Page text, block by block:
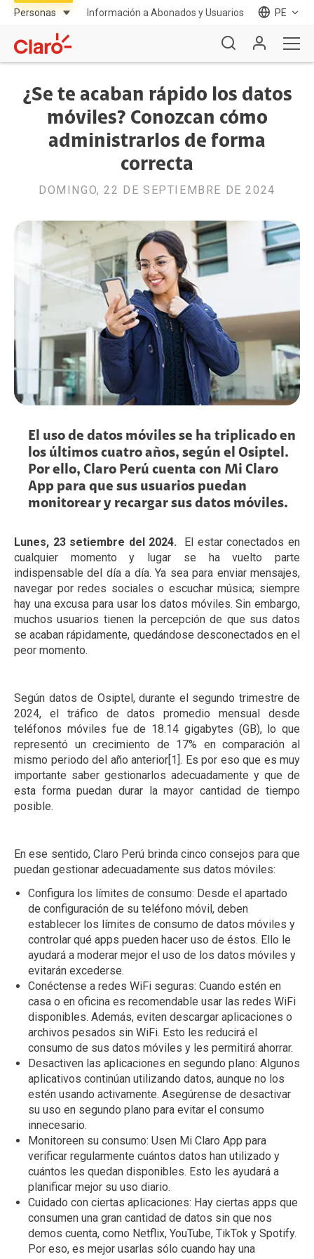
Información a Abonados y Usuarios PE
¿Se te acaban rápido los datos
móviles? Conozcan cómo
administrarlos de forma
correcta
DOMINGO, 22 DE SEPTIEMBRE DE 2024
El uso de datos móviles se ha triplicado en
los últimos cuatro años, según el Osiptel.
Por ello, Claro Perú cuenta con Mi Claro
App para que sus usuarios puedan
monitorear y recargar sus datos móviles.
Lunes, 23 setiembre del 2024.
El estar conectados en
cualquier momento y lugar se ha vuelto parte
indispensable del día a día. Ya sea para enviar mensajes,
navegar por redes sociales o escuchar música; siempre
hay una excusa para usar los datos móviles. Sin embargo,
muchos usuarios tienen la percepción de que sus datos
se acaban rápidamente, quedándose desconectados en el
peor momento.
Según datos de Osiptel, durante el segundo trimestre de
2024, el tráfico de datos promedio mensual desde
teléfonos móviles fue de 18.14 gigabytes (GB), lo que
representó un crecimiento de 17% en comparación al
mismo periodo del año anterior[1]. Es por eso que es muy
importante saber gestionarlos adecuadamente y que de
esta forma puedan durar la mayor cantidad de tiempo
posible.
En ese sentido, Claro Perú brinda cinco consejos para que
puedan gestionar adecuadamente sus datos móviles:
Configura los límites de consumo: Desde el apartado
de configuración de su teléfono móvil, deben
establecer los límites de consumo de datos móviles y
controlar qué apps pueden hacer uso de éstos. Ello le
ayudará a moderar mejor el uso de los datos móviles y
evitarán excederse.
Conéctense a redes WiFi seguras: Cuando estén en
casa o en oficina es recomendable usar las redes WiFi
disponibles. Además, eviten descargar aplicaciones o
archivos pesados sin WiFi. Esto les reducirá el
consumo de sus datos móviles y les permitirá ahorrar.
Desactiven las aplicaciones en segundo plano: Algunos
aplicativos continúan utilizando datos, aunque no los
estén usando activamente. Asegúrense de desactivar
su uso en segundo plano para evitar el consumo
innecesario.
Monitoreen su consumo: Usen Mi Claro App para
verificar regularmente cuántos datos han utilizado y
cuántos les quedan disponibles. Esto les ayudará a
planificar mejor su uso diario.
Cuidado con ciertas aplicaciones: Hay ciertas apps que
consumen una gran cantidad de datos sin que nos
demos cuenta, como Netflix, YouTube, TikTok y Spotify.
Por eso, es mejor usarlas sólo cuando hay una